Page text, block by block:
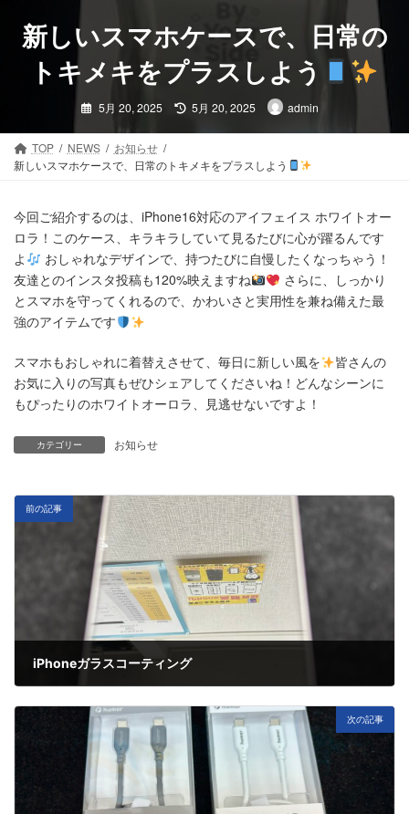
新しいスマホケースで、日常の
トキメキをプラスしよう
5月 20, 2025 最
終
新
:
5月 20, 2025 admin
TOP NEWS
お知らせ
新しいスマホケースで、日常のトキメキをプラスしよう
今回ご紹介するのは、iPhone16対応のアイフェイス ホワイトオー
ロラ！このケース、キラキラしていて見るたびに心が躍るんです
よ
おしゃれなデザインで、持つたびに自慢したくなっちゃう！
友達とのインスタ投稿も120%映えますね
さらに、しっかり
とスマホを守ってくれるので、かわいさと実用性を兼ね備えた最
強のアイテムです
スマホもおしゃれに着替えさせて、毎日に新しい風を
皆さんの
お気に入りの写真もぜひシェアしてくださいね！どんなシーンに
もぴったりのホワイトオーロラ、見逃せないですよ！
カテゴリー お知らせ
前の記事
iPhoneガラスコーティング
次の記事